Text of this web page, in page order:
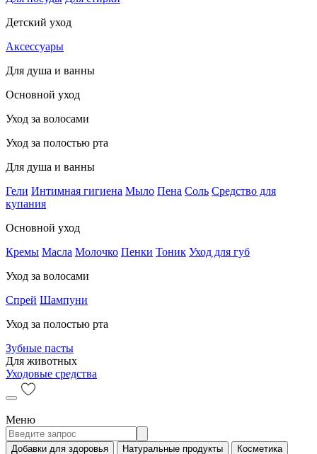
Детский уход
Аксессуары
Для душа и ванны
Основной уход
Уход за волосами
Уход за полостью рта
Для душа и ванны
Гели Интимная гигиена Мыло Пена Соль Средство для
купания
Основной уход
Кремы Масла Молочко Пенки Тоник Уход для губ
Уход за волосами
Спрей Шампуни
Уход за полостью рта
Зубные пасты
Для животных
Уходовые средства
Меню
Добавки для здоровья Натуральные продукты
Косметика